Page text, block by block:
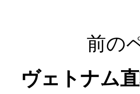
前の
ヴェトナム